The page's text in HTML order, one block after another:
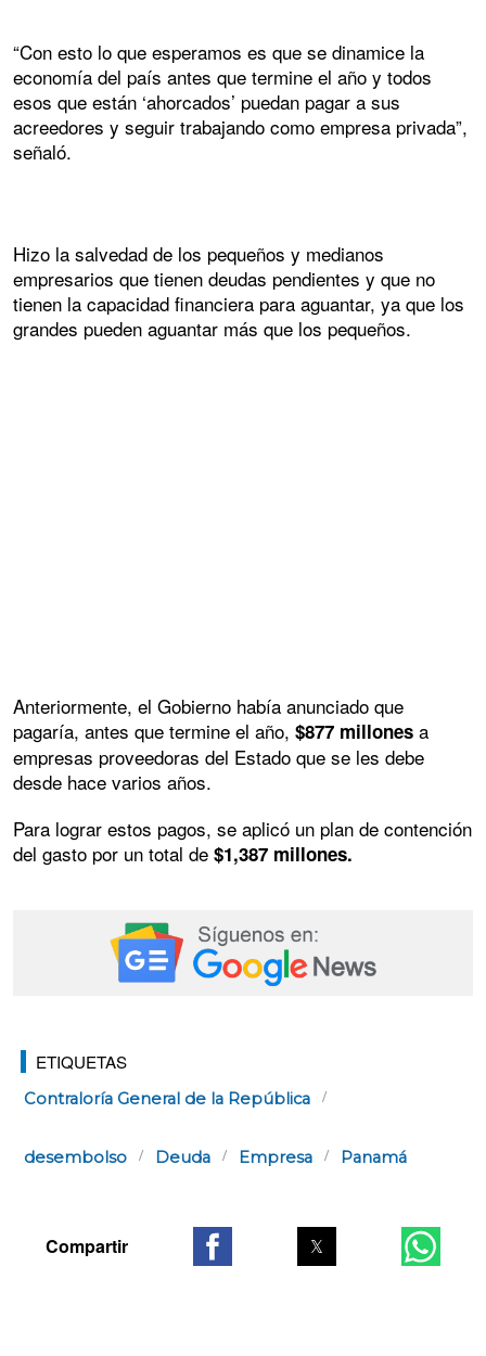
“Con esto lo que esperamos es que se dinamice la
economía del país antes que termine el año y todos
esos que están ‘ahorcados’ puedan pagar a sus
acreedores y seguir trabajando como empresa privada”,
señaló.
Hizo la salvedad de los pequeños y medianos
empresarios que tienen deudas pendientes y que no
tienen la capacidad financiera para aguantar, ya que los
grandes pueden aguantar más que los pequeños.
Anteriormente, el Gobierno había anunciado que
pagaría, antes que termine el año, $877 millones a
empresas proveedoras del Estado que se les debe
desde hace varios años.
Para lograr estos pagos, se aplicó un plan de contención
del gasto por un total de $1,387 millones.
ETIQUETAS
Contraloría General de la República
desembolso Deuda Empresa Panamá